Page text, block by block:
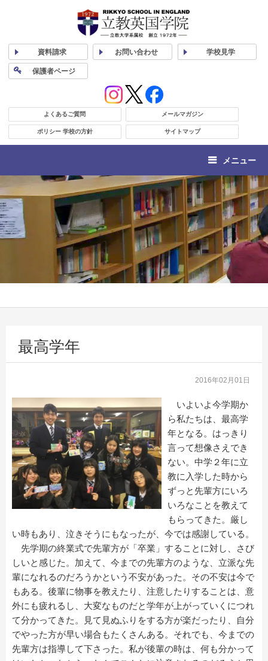
資料請求 お問い合わせ 学校見学
保護者ページ
よくあるご質問 メールマガジン
ポリシー 学校の方針 サイトマップ
メニュー
最高学年
2016年02月01日
いよいよ今学期か
ら私たちは、最高学
年となる。はっきり
言って想像さえでき
ない。中学２年に立
教に入学した時から
ずっと先輩方にいろ
いろなことを教えて
もらってきた。厳し
い時もあり、泣きそうにもなったが、今では感謝している。
先学期の終業式で先輩方が「卒業」することに対し、さび
しいと感じた。加えて、今までの先輩方のような、立派な先
輩になれるのだろうかという不安があった。その不安は今で
もある。後輩に物事を教えたり、注意したりすることは、意
外にも疲れるし、大変なものだと学年が上がっていくにつれ
て分かってきた。見て見ぬふりをする方が楽だったり、自分
でやった方が早い場合もたくさんある。それでも、今までの
先輩方は指導して下さった。私が後輩の時は、何も分かって